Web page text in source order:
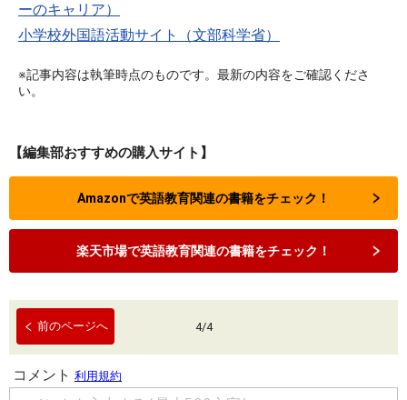
ーのキャリア）
小学校外国語活動サイト（文部科学省）
※記事内容は執筆時点のものです。最新の内容をご確認くださ
い。
【編集部おすすめの購入サイト】
Amazonで英語教育関連の書籍をチェック！
楽天市場で英語教育関連の書籍をチェック！
前のページへ 4/4